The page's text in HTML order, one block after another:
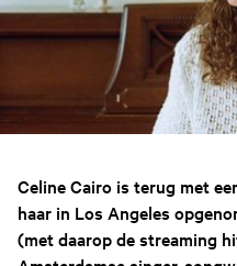
Celine Cairo is terug met
haar in Los Angeles
(met daarop de streaming